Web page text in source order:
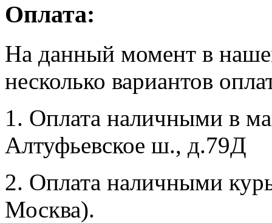
Оплата:
На данный момент в
несколько вариантов
1. Оплата наличными в
Алтуфьевское ш., д.79Д
2. Оплата наличными
Москва).